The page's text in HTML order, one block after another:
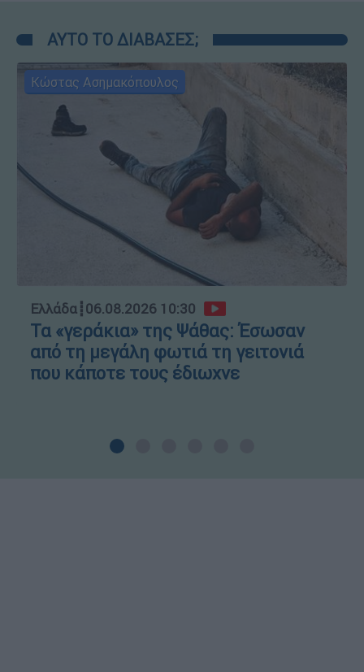
ΑΥΤΟ ΤΟ ΔΙΑΒΑΣΕΣ;
Κώστας Ασημακόπουλος
Ελλάδα┋06.08.2026 10:30
Τα «γεράκια» της Ψάθας: Έσωσαν
από τη μεγάλη φωτιά τη γειτονιά
που κάποτε τους έδιωχνε